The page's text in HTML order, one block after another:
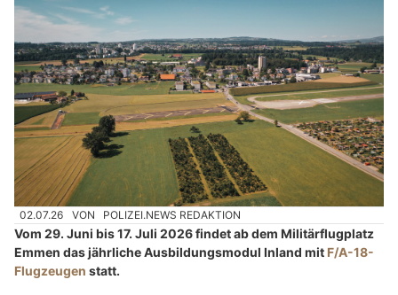
02.07.26 VON POLIZEI.NEWS REDAKTION
Vom 29. Juni bis 17. Juli 2026 findet ab dem Militärflugplatz
Emmen das jährliche Ausbildungsmodul Inland mit F/A-18-
Flugzeugen statt.